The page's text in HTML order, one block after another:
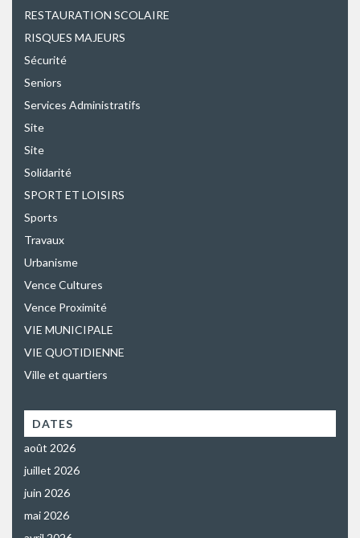
RESTAURATION SCOLAIRE
RISQUES MAJEURS
Sécurité
Seniors
Services Administratifs
Site
Site
Solidarité
SPORT ET LOISIRS
Sports
Travaux
Urbanisme
Vence Cultures
Vence Proximité
VIE MUNICIPALE
VIE QUOTIDIENNE
Ville et quartiers
DATES
août 2026
juillet 2026
juin 2026
mai 2026